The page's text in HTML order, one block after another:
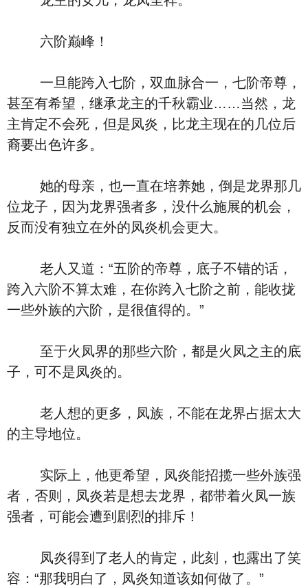
六阶巅峰！
一旦能跨入七阶，双血脉合一，七阶帝尊，
甚至有希望，继承龙主的千秋霸业……当然，龙
主肯定不会死，但是凤炎，比龙主现在的几位后
裔要出色许多。
她的母亲，也一直在培养她，倒是龙界那几
位龙子，因为龙界强者多，没什么施展的机会，
反而没有独立在外的凤炎机会更大。
老人又道：“五阶的帝尊，底子不错的话，
跨入六阶不算太难，在你跨入七阶之前，能收拢
一些外族的六阶，是很值得的。”
至于火凤界的那些六阶，都是火凤之主的底
子，可不是凤炎的。
老人想的更多，凤族，不能在龙界占据太大
的主导地位。
实际上，他更希望，凤炎能招揽一些外族强
者，否则，凤炎若是想去龙界，都带着火凤一族
强者，可能会遭到剧烈的排斥！
凤炎得到了老人的肯定，此刻，也露出了笑
容：“那我明白了，凤炎知道该如何做了。”